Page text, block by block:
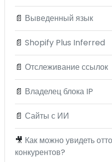
📄 Выведенный язык
📄 Shopify Plus Inferred
📄 Отслеживание ссылок
📄 Владелец блока IP
📄 Сайты с ИИ
🎥 Как можно увидеть
конкурентов?